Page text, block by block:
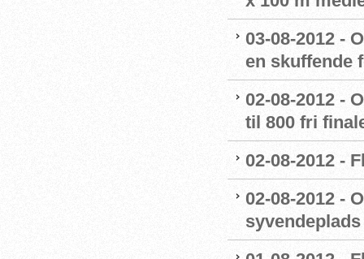
03-08-2012 -
en skuffende
02-08-2012 -
til 800 fri
02-08-2012 -
02-08-2012 -